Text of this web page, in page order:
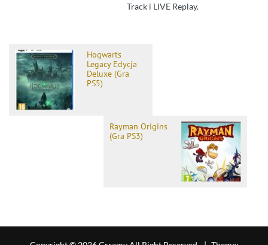
Track i LIVE Replay.
Hogwarts
Legacy Edycja
Deluxe (Gra
PS5)
Rayman Origins
(Gra PS3)